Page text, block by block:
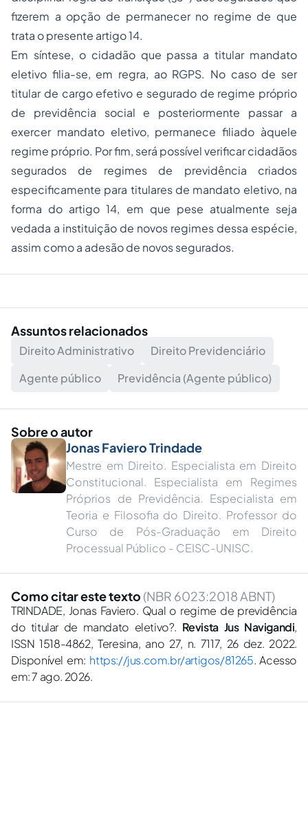
fizerem a opção de permanecer no regime de que
trata o presente artigo 14.
Em síntese, o cidadão que passa a titular mandato
eletivo filia-se, em regra, ao RGPS. No caso de ser
titular de cargo efetivo e segurado de regime próprio
de previdência social e posteriormente passar a
exercer mandato eletivo, permanece filiado àquele
regime próprio. Por fim, será possível verificar cidadãos
segurados de regimes de previdência criados
especificamente para titulares de mandato eletivo, na
forma do artigo 14, em que pese atualmente seja
vedada a instituição de novos regimes dessa espécie,
assim como a adesão de novos segurados.
Assuntos relacionados
Direito Administrativo
Direito Previdenciário
Agente público
Previdência (Agente público)
Sobre o autor
Jonas Faviero Trindade
Mestre em Direito. Especialista em Direito
Constitucional. Especialista em Regimes
Próprios de Previdência. Especialista em
Teoria e Filosofia do Direito. Professor do
Curso de Pós-Graduação em Direito
Processual Público - CEISC-UNISC.
Como citar este texto (NBR 6023:2018 ABNT)
TRINDADE, Jonas Faviero. Qual o regime de previdência
do titular de mandato eletivo?. Revista Jus Navigandi,
ISSN 1518-4862, Teresina, ano 27, n. 7117, 26 dez. 2022.
Disponível em: https://jus.com.br/artigos/81265. Acesso
em: 7 ago. 2026.